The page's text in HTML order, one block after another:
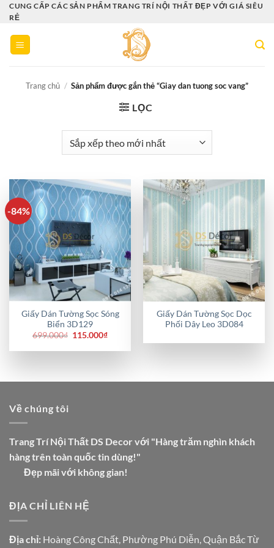
Bỏ
qua
nội
dung
CUNG CẤP CÁC SẢN PHẨM TRANG TRÍ NỘI THẤT ĐẸP VỚI GIÁ SIÊU
RẺ
Trang chủ / Sản phẩm được gắn thẻ “Giay dan tuong soc vang”
LỌC
-84%
Giấy Dán Tường Sọc Sóng
Biển 3D129
699.000₫ Giá
là:
115.000₫Giá
tại
Giấy Dán Tường Sọc Dọc
Phối Dây Leo 3D084
Về chúng tôi
Trang Trí Nội Thất DS Decor với "Hàng trăm nghìn khách
hàng trên toàn quốc tin dùng!"
Đẹp mãi với không gian!
ĐỊA CHỈ LIÊN HỆ
Địa chỉ: Hoàng Công Chất, Phường Phú Diễn, Quận Bắc Từ